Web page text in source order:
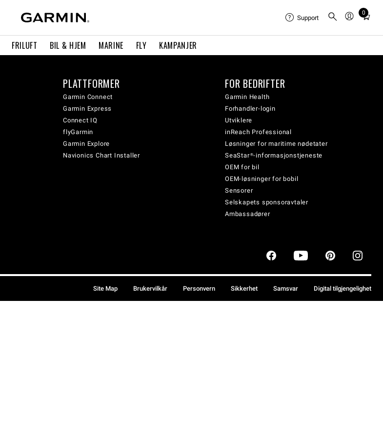
FRILUFT BIL & HJEM MARINE FLY KAMPANJER
Support
0
Total
cart:
PLATTFORMER
Garmin Connect
Garmin Express
Connect IQ
flyGarmin
Garmin Explore
Navionics Chart Installer
FOR BEDRIFTER
Garmin Health
Forhandler-login
Utviklere
inReach Professional
Løsninger for maritime nødetater
SeaStar®-informasjonstjeneste
OEM for bil
OEM-løsninger for bobil
Sensorer
Selskapets sponsoravtaler
Ambassadører
Site Map Brukervilkår Personvern Sikkerhet Samsvar Digital tilgjengelighet